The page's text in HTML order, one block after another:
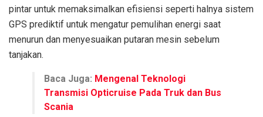
pintar untuk memaksimalkan efisiensi seperti halnya sistem
GPS prediktif untuk mengatur pemulihan energi saat
menurun dan menyesuaikan putaran mesin sebelum
tanjakan.
Baca Juga: Mengenal Teknologi
Transmisi Opticruise Pada Truk dan Bus
Scania